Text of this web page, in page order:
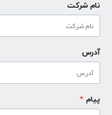
نام شرکت
آدرس
پیام *